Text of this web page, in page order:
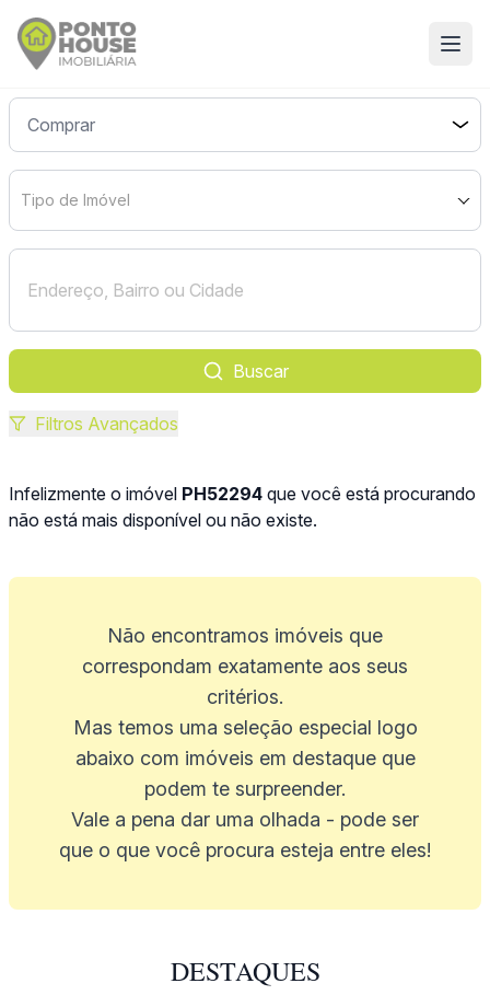
Tipo de Imóvel
Buscar
Filtros Avançados
Infelizmente o imóvel PH52294 que você está procurando
não está mais disponível ou não existe.
Não encontramos imóveis que
correspondam exatamente aos seus
critérios.
Mas temos uma seleção especial logo
abaixo com imóveis em destaque que
podem te surpreender.
Vale a pena dar uma olhada - pode ser
que o que você procura esteja entre eles!
DESTAQUES